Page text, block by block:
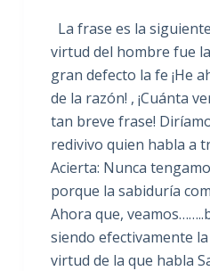
La frase es la
virtud del hombre fue
gran defecto la fe ¡He
de la razón! , ¡Cuánta
tan breve frase!
redivivo quien habla a
Acierta: Nunca
porque la sabiduría
Ahora que,
siendo efectivamente
virtud de la que habla